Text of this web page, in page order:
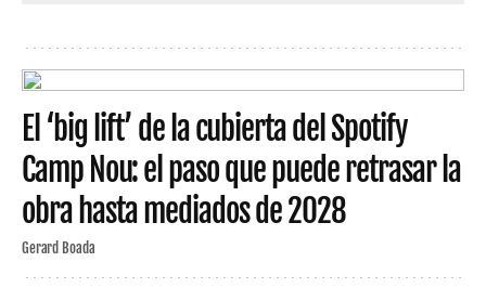
El ‘big lift’ de la cubierta del Spotify
Camp Nou: el paso que puede retrasar la
obra hasta mediados de 2028
Gerard Boada